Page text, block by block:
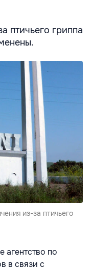
птичьего гриппа
из-за птичьего
по
в связи с